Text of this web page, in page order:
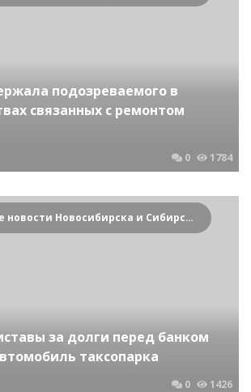
подозреваемого в
связанных с ремонтом
0 1784
Криминальные новости Новосибирска и Сибирского региона
за долги перед банком
таксопарка
0 1426